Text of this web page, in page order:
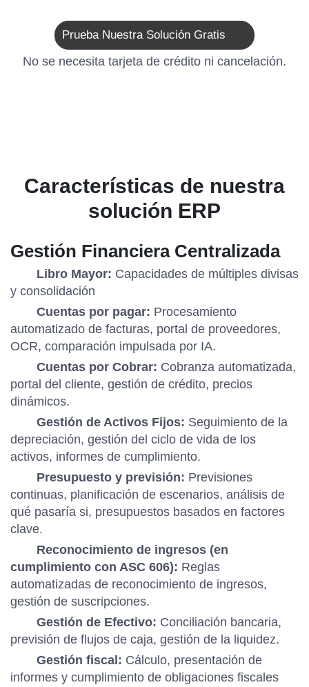
Prueba Nuestra Solución Gratis
No se necesita tarjeta de crédito ni cancelación.
Características de nuestra
solución ERP
Gestión Financiera Centralizada
Libro Mayor: Capacidades de múltiples divisas
y consolidación
Cuentas por pagar: Procesamiento
automatizado de facturas, portal de proveedores,
OCR, comparación impulsada por IA.
Cuentas por Cobrar: Cobranza automatizada,
portal del cliente, gestión de crédito, precios
dinámicos.
Gestión de Activos Fijos: Seguimiento de la
depreciación, gestión del ciclo de vida de los
activos, informes de cumplimiento.
Presupuesto y previsión: Previsiones
continuas, planificación de escenarios, análisis de
qué pasaría si, presupuestos basados en factores
clave.
Reconocimiento de ingresos (en
cumplimiento con ASC 606): Reglas
automatizadas de reconocimiento de ingresos,
gestión de suscripciones.
Gestión de Efectivo: Conciliación bancaria,
previsión de flujos de caja, gestión de la liquidez.
Gestión fiscal: Cálculo, presentación de
informes y cumplimiento de obligaciones fiscales